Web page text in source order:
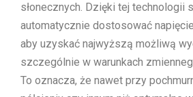
słonecznych. Dzięki tej technologii
automatycznie dostosować
aby uzyskać najwyższą możliwą
szczególnie w warunkach
To oznacza, że nawet przy